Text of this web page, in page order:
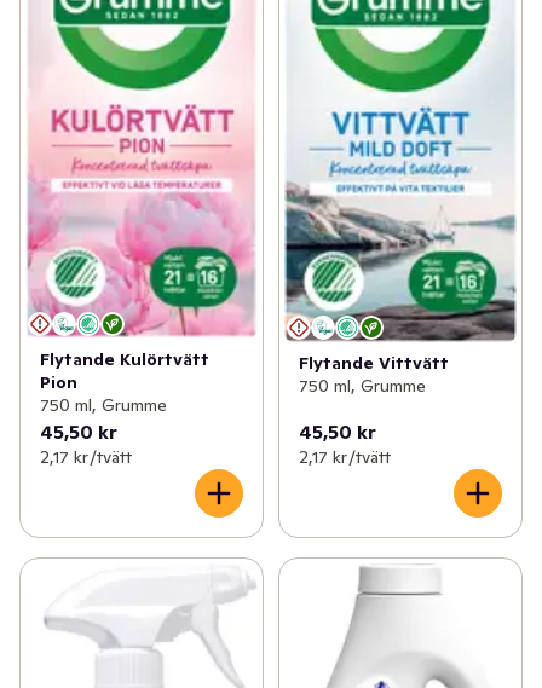
Flytande Kulörtvätt
Pion
750 ml, Grumme
45,50 kr
2,17 kr /tvätt
Flytande Vittvätt
750 ml, Grumme
45,50 kr
2,17 kr /tvätt